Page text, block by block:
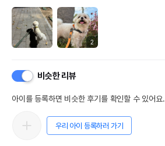
2
비슷한 리뷰
아이를 등록하면 비슷한 후기를 확인할 수 있어요.
우리 아이 등록하러 가기